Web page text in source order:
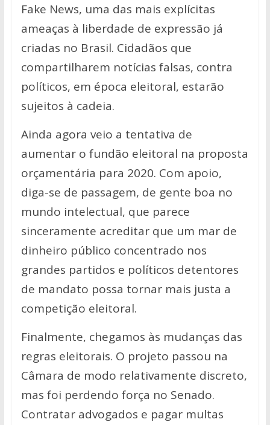
Fake News, uma das mais explícitas
ameaças à liberdade de expressão já
criadas no Brasil. Cidadãos que
compartilharem notícias falsas, contra
políticos, em época eleitoral, estarão
sujeitos à cadeia.
Ainda agora veio a tentativa de
aumentar o fundão eleitoral na proposta
orçamentária para 2020. Com apoio,
diga-se de passagem, de gente boa no
mundo intelectual, que parece
sinceramente acreditar que um mar de
dinheiro público concentrado nos
grandes partidos e políticos detentores
de mandato possa tornar mais justa a
competição eleitoral.
Finalmente, chegamos às mudanças das
regras eleitorais. O projeto passou na
Câmara de modo relativamente discreto,
mas foi perdendo força no Senado.
Contratar advogados e pagar multas